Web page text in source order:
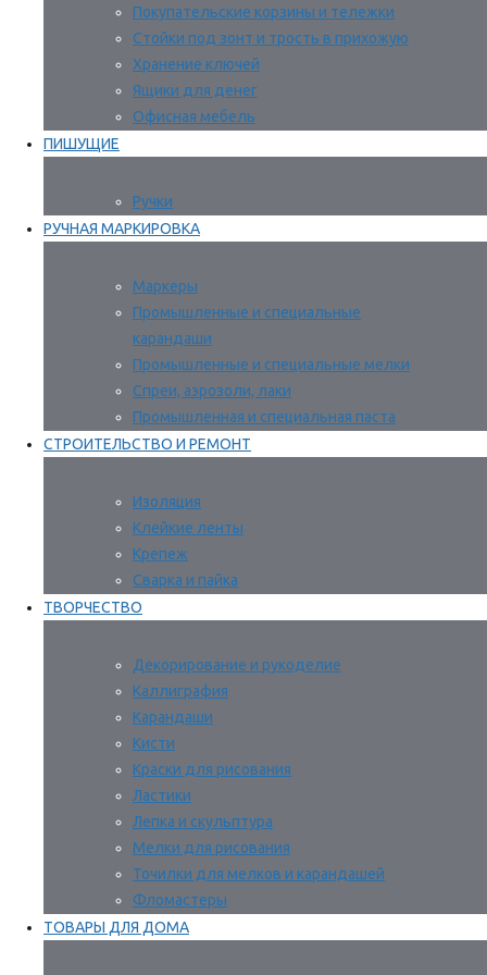
Покупательские корзины и тележки
Стойки под зонт и трость в прихожую
Хранение ключей
Ящики для денег
Офисная мебель
ПИШУЩИЕ
Ручки
РУЧНАЯ МАРКИРОВКА
Маркеры
Промышленные и специальные
карандаши
Промышленные и специальные мелки
Спреи, аэрозоли, лаки
Промышленная и специальная паста
СТРОИТЕЛЬСТВО И РЕМОНТ
Изоляция
Клейкие ленты
Крепеж
Сварка и пайка
ТВОРЧЕСТВО
Декорирование и рукоделие
Каллиграфия
Карандаши
Кисти
Краски для рисования
Ластики
Лепка и скульптура
Мелки для рисования
Точилки для мелков и карандашей
Фломастеры
ТОВАРЫ ДЛЯ ДОМА